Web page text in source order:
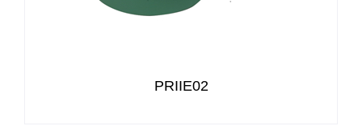
PRIIE02